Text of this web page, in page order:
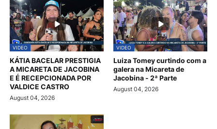
VIDEO
KÁTIA BACELAR PRESTIGIA
A MICARETA DE JACOBINA
E É RECEPCIONADA POR
VALDICE CASTRO
August 04, 2026
VIDEO
Luiza Tomey curtindo com a
galera na Micareta de
Jacobina - 2ª Parte
August 04, 2026